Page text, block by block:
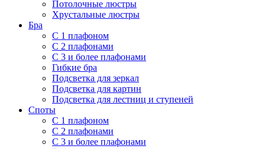
Потолочные люстры
Хрустальные люстры
Бра
С 1 плафоном
С 2 плафонами
С 3 и более плафонами
Гибкие бра
Подсветка для зеркал
Подсветка для картин
Подсветка для лестниц и ступеней
Споты
С 1 плафоном
С 2 плафонами
С 3 и более плафонами